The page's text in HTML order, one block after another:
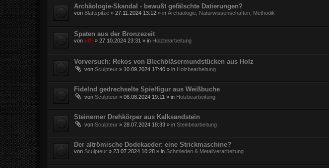
Archäologie-Skandal - bewußt gefälschte Datierungen?
von Blattspitze » 27.11.2024 13:12 » in Archäologie, Naturwissenschaften, Methodik
Spaten aus der Bronzezeit
von ulfr » 27.10.2024 23:31 » in Holzbearbeitung
Vorversuch: Rekos von Blechbläsermundstücken aus Holz
von Sculpteur » 10.09.2024 17:40 » in Holzbearbeitung
Fidelnd gedrechselte Spielfigur aus Weißbuche
von Sculpteur » 06.08.2024 19:11 » in Holzbearbeitung
Steinerner Drehkörper aus Kalksandstein
von Sculpteur » 28.07.2024 18:33 » in Steinbearbeitung
Der altrömische Dodekaeder: eine Strickmaschine?
von Sculpteur » 23.07.2024 10:28 » in Schmieden & Metallverarbeitung